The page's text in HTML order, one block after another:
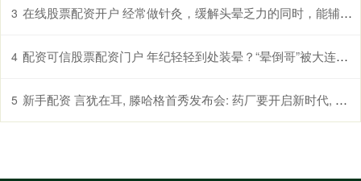
3 在线股票配资开户 经常做针灸，缓解头晕乏力的同时，能辅助控制高血压吗？真相来了
4 配资可信股票配资门户 年纪轻轻到处装晕？“晕倒哥”被大连警方行政拘留
5 新手配资 言犹在耳, 滕哈格首秀发布会: 药厂要开启新时代, 新纪元了